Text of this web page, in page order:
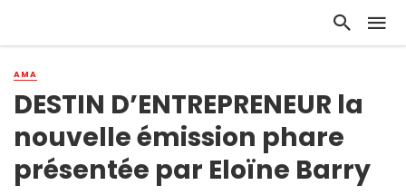
AMA
DESTIN D’ENTREPRENEUR la
nouvelle émission phare
présentée par Eloïne Barry